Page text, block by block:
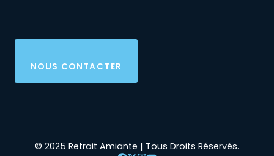
NOUS CONTACTER
© 2025 Retrait Amiante | Tous Droits Réservés.